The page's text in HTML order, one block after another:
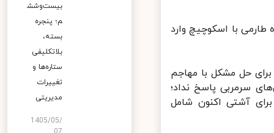
با اسکوچیچ وارد
حل مشکل با مهاجم
سرمربی پاسخ نداد؛
آشتی اکنون شامل
بیست‌وشش
م؛ پنجره
بسته،
بلاتکلیفی
ستاره‌ها و
تغییرات
مدیریتی
1405/05/